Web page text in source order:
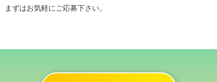
まずはお気軽にご応募下さい。